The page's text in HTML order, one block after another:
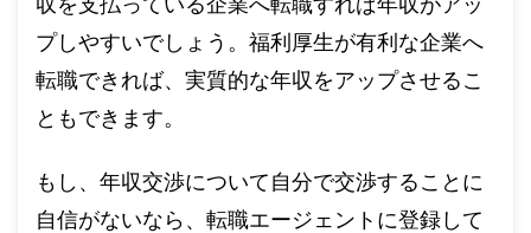
プしやすいでしょう。福利厚生が有利な企業へ
転職できれば、実質的な年収をアップさせるこ
ともできます。
もし、年収交渉について自分で交渉することに
自信がないなら、転職エージェントに登録して